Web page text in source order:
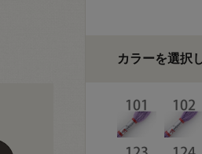
カラーを選択